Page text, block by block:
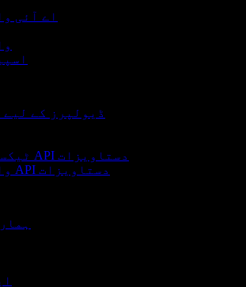
اے آئی
ڈیولپرز کے
ٹیکسٹ ٹو اسپیچ API دستاویزات
وائس ایجنٹس API دستاویزات